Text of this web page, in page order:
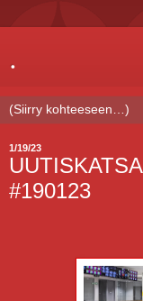
.
1/19/23
#190123